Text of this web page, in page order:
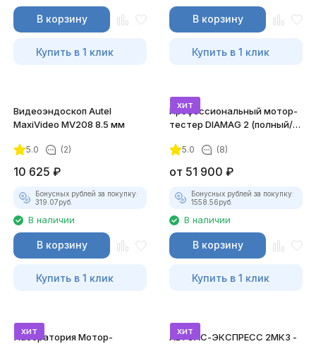
В корзину
Купить в 1 клик
В корзину
Купить в 1 клик
Видеоэндоскоп Autel
MaxiVideo MV208 8.5 мм
5.0 (2)
10 625 ₽
Бонусных рублей за покупку:
319.07руб.
В наличии
В корзину
Купить в 1 клик
хит
Профессиональный мотор-
тестер DIAMAG 2 (полный/
5.0 (8)
от 51 900 ₽
Бонусных рублей за покупку:
1558.56руб.
В наличии
В корзину
Купить в 1 клик
хит
Лаборатория Мотор-
хит
АВТОАС-ЭКСПРЕСС 2МК3 -